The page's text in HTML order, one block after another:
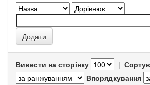
Вивести на сторінку |
Впорядкування